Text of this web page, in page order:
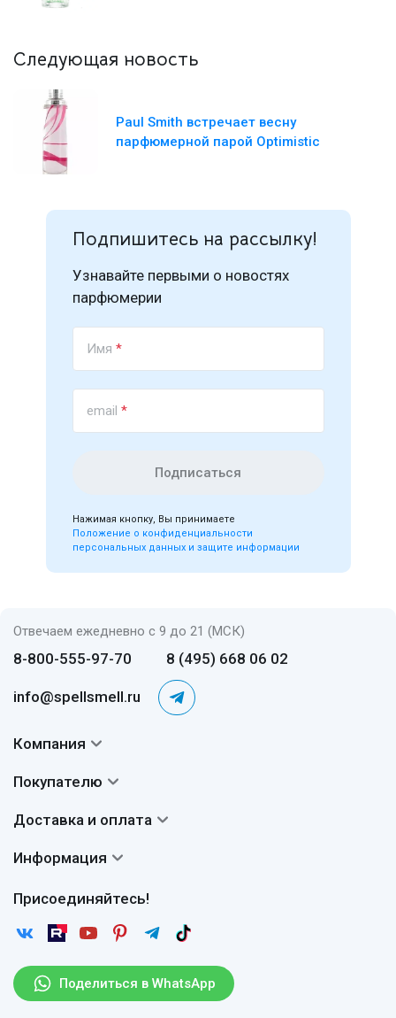
Следующая новость
Paul Smith встречает весну
парфюмерной парой Optimistic
Подпишитесь на рассылку!
Узнавайте первыми о новостях
парфюмерии
Имя *
email *
Подписаться
Нажимая кнопку, Вы принимаете
Положение о конфиденциальности
персональных данных и защите информации
Отвечаем ежедневно с 9 до 21 (МСК)
8-800-555-97-70 8 (495) 668 06 02
info@spellsmell.ru
Поделиться в WhatsApp
Присоединяйтесь!
Компания
Авторы
Сертификаты
Покупателю
Вопросы и ответы
Отзывы
Рассылка
Доставка и оплата
Доставка
Возврат
Информация
Пользовательское соглашение
Защита персональных данных
Правила продажи товаров (Постановление Правительства